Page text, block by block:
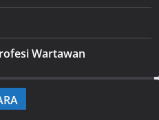
Wartawan